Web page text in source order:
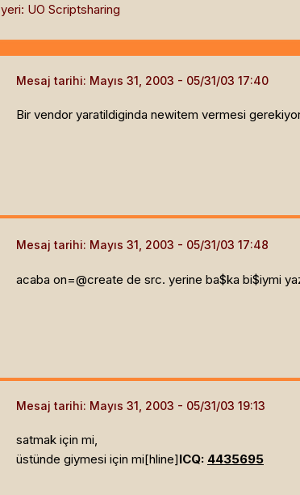
yeri: UO Scriptsharing
Mesaj tarihi: Mayıs 31, 2003
Bir vendor yaratildiginda newitem vermesi
Mesaj tarihi: Mayıs 31, 2003
acaba on=@create de src. yerine ba$ka bi$iymi
Mesaj tarihi: Mayıs 31, 2003
satmak için mi,
üstünde giymesi için mi[hline]ICQ: 4435695